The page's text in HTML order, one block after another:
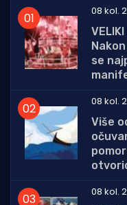
08 kol.
VELIKI
se
08 kol.
Više
08 kol.